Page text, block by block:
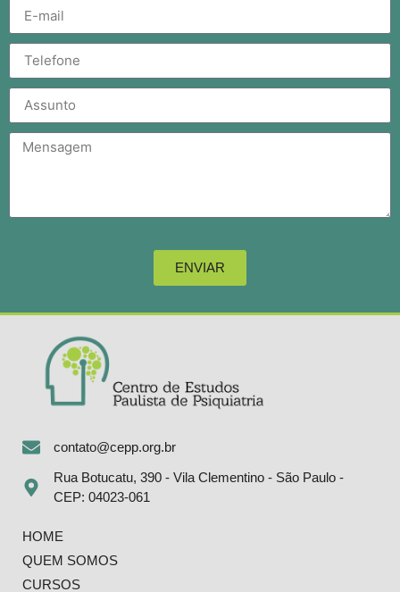
ENVIAR
contato@cepp.org.br
Rua Botucatu, 390 - Vila Clementino - São Paulo -
CEP: 04023-061
HOME
QUEM SOMOS
CURSOS